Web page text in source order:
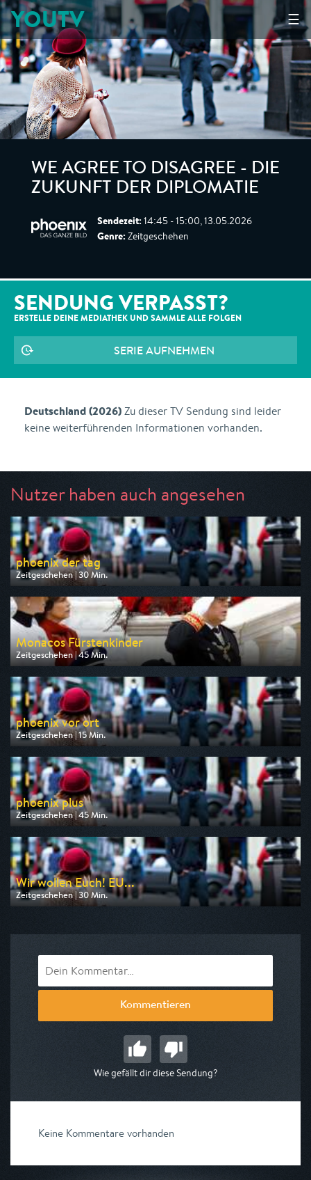
☰
YOUTV
WE AGREE TO DISAGREE - DIE
ZUKUNFT DER DIPLOMATIE
Sendezeit: 14:45 - 15:00, 13.05.2026
Genre: Zeitgeschehen
SENDUNG VERPASST?
ERSTELLE DEINE MEDIATHEK UND SAMMLE ALLE FOLGEN
SERIE AUFNEHMEN
Deutschland (2026)Zu dieser TV Sendung sind leider
keine weiterführenden Informationen vorhanden.
Nutzer haben auch angesehen
phoenix der tag
Zeitgeschehen | 30 Min.
Ausgestrahlt von Phoenix
am 11.08.2026, 17:30
Monacos Fürstenkinder
Zeitgeschehen | 45 Min.
Ausgestrahlt von Phoenix
am 12.08.2026, 23:00
phoenix vor ort
Zeitgeschehen | 15 Min.
Ausgestrahlt von Phoenix
am 11.08.2026, 09:00
phoenix plus
Zeitgeschehen | 45 Min.
Ausgestrahlt von Phoenix
am 14.08.2026, 09:15
Wir wollen Euch! EU...
Zeitgeschehen | 30 Min.
Ausgestrahlt von Phoenix
Kommentieren
Wie gefällt dir diese Sendung?
Keine Kommentare vorhanden